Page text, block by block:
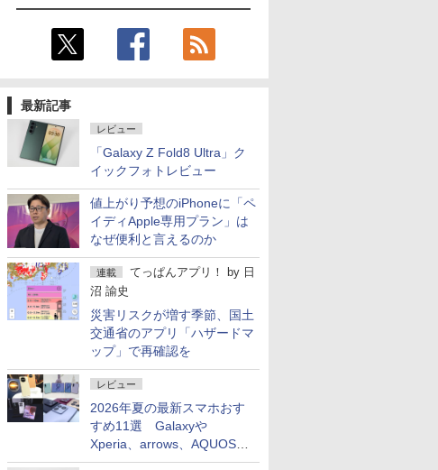
最新記事
レビュー
「Galaxy Z Fold8 Ultra」ク
イックフォトレビュー
値上がり予想のiPhoneに「ペ
イディApple専用プラン」は
なぜ便利と言えるのか
連載 てっぱんアプリ！ by 日
沼 諭史
災害リスクが増す季節、国土
交通省のアプリ「ハザードマ
ップ」で再確認を
レビュー
2026年夏の最新スマホおす
すめ11選 Galaxyや
Xperia、arrows、AQUOSな
ど注目機種の特徴は